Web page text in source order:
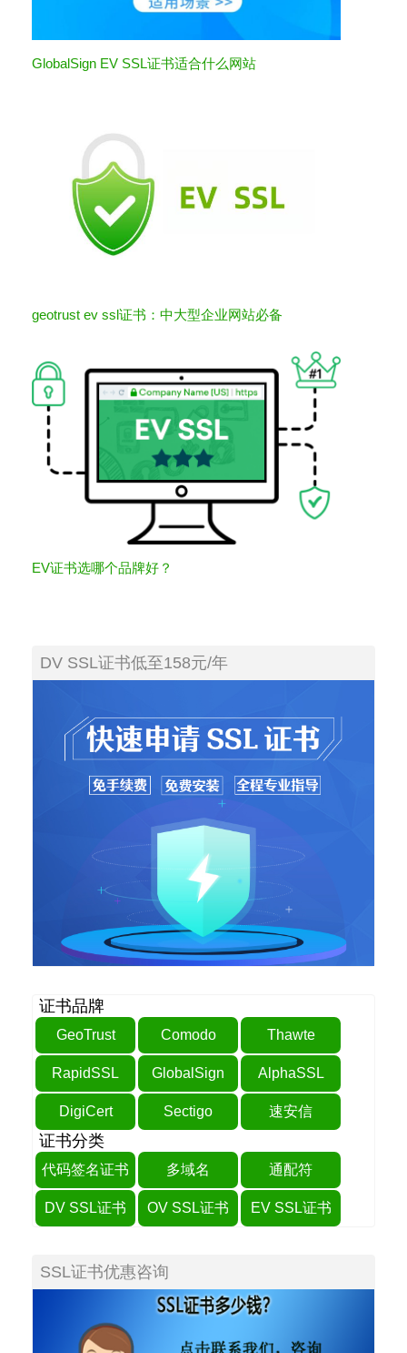
GlobalSign EV SSL证书适合什么网站
geotrust ev ssl证书：中大型企业网站必备
EV证书选哪个品牌好？
DV SSL证书低至158元/年
证书品牌
GeoTrust Comodo Thawte
RapidSSL GlobalSign AlphaSSL
DigiCert Sectigo 速安信
证书分类
代码签名证书 多域名 通配符
DV SSL证书 OV SSL证书 EV SSL证书
SSL证书优惠咨询